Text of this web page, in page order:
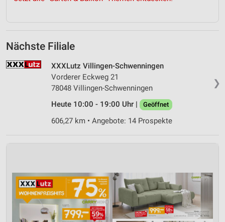
Nächste Filiale
❯
XXXLutz Villingen-Schwenningen
Vorderer Eckweg 21
78048 Villingen-Schwenningen
Heute 10:00 - 19:00 Uhr |
Geöffnet
606,27 km • Angebote: 14 Prospekte